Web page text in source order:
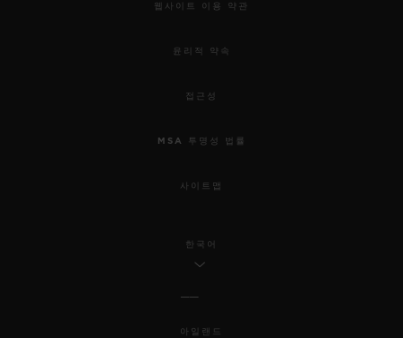
웹사이트 이용 약관
윤리적 약속
접근성
MSA 투명성 법률
사이트맵
한국어
아일랜드